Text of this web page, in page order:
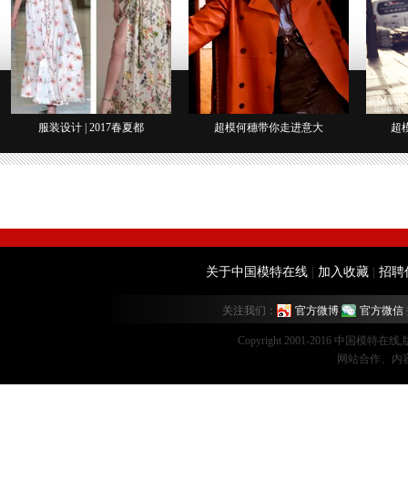
服装设计 | 2017春夏都 超模何穗带你走进意大 超
关于中国模特在线 加入收藏 招聘
关注我们： 官方微博 官方微信
Copyright 2001-2016 中国模特在线
网站合作、内